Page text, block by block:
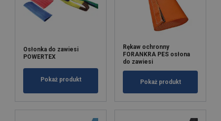
Wysoka trwałość
Wysoka odporność na ścieranie, rozdarcia i
temperaturę
Łatwe zakładanie i zdejmowanie dzięki zapięciu
Velcro
Osłonka do zawiesi
POWERTEX
Pokaż produkt
Rękaw ochronny
FORANKRA PES osłona
do zawiesi
Pokaż produkt